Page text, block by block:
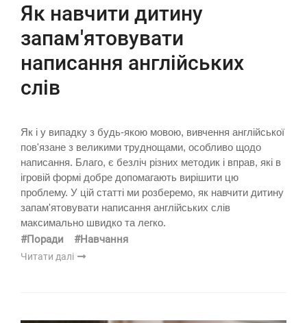
Як навчити дитину
запам'ятовувати
написання англійських
слів
Як і у випадку з будь-якою мовою, вивчення англійської
пов'язане з великими труднощами, особливо щодо
написання. Благо, є безліч різних методик і вправ, які в
ігровій формі добре допомагають вирішити цю
проблему. У цій статті ми розберемо, як навчити дитину
запам'ятовувати написання англійських слів
максимально швидко та легко.
#Поради #Навчання
Читати далі